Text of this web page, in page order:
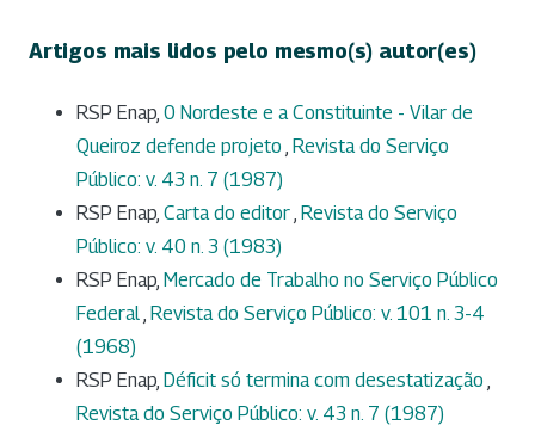
Artigos mais lidos pelo mesmo(s) autor(es)
RSP Enap, 0 Nordeste e a Constituinte - Vilar de
Queiroz defende projeto Revista do Serviço
Público: v. 43 n. 7 (1987)
RSP Enap, Carta do editor Revista do Serviço
Público: v. 40 n. 3 (1983)
RSP Enap, Mercado de Trabalho no Serviço Público
Federal Revista do Serviço Público: v. 101 n. 3-4
(1968)
RSP Enap, Déficit só termina com desestatização
Revista do Serviço Público: v. 43 n. 7 (1987)